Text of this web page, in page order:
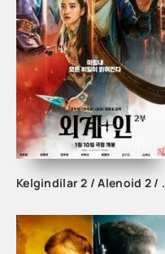
Kelgindilar 2 /